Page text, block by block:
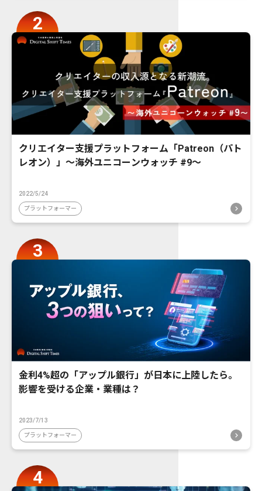
クリエイター支援プラットフォーム「Patreon（パト
レオン）」〜海外ユニコーンウォッチ #9〜
2022/5/24
プラットフォーマー
金利4%超の「アップル銀行」が日本に上陸したら。
影響を受ける企業・業種は？
2023/7/13
プラットフォーマー